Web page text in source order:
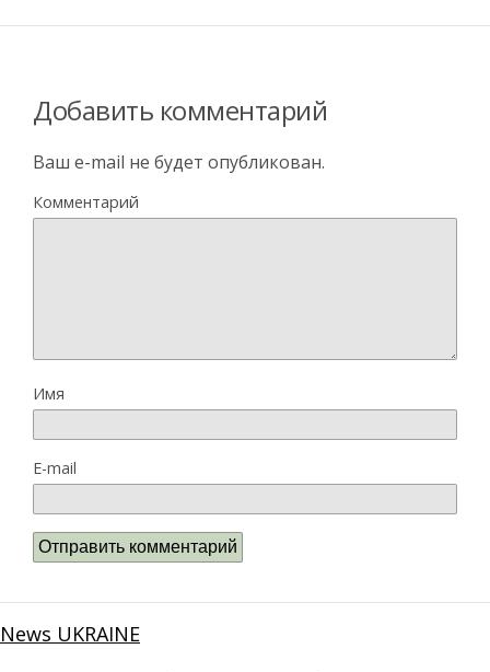
Добавить комментарий
Ваш e-mail не будет опубликован.
Комментарий
Имя
E-mail
News UKRAINE